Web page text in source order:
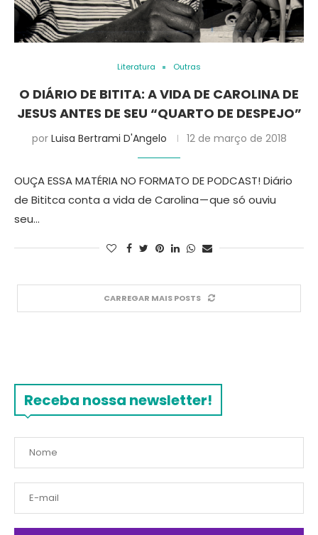
Literatura Outras
O DIÁRIO DE BITITA: A VIDA DE CAROLINA DE
JESUS ANTES DE SEU “QUARTO DE DESPEJO”
por Luisa Bertrami D'Angelo 12 de março de 2018
OUÇA ESSA MATÉRIA NO FORMATO DE PODCAST! Diário
de Bititca conta a vida de Carolina — que só ouviu
seu…
CARREGAR MAIS POSTS
Receba nossa newsletter!